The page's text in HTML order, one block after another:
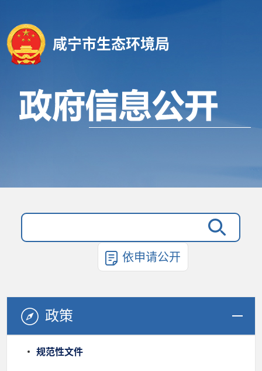
咸宁市生态环境局
依申请公开
政策
规范性文件